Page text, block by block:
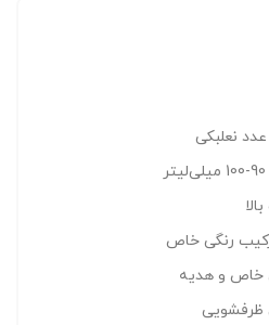
رنگی خاص
خاص و هدیه
ظرفشویی